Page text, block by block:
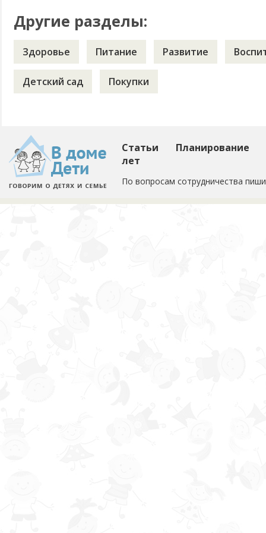
Другие разделы:
Здоровье Питание Развитие
Детский сад Покупки
Статьи
Планирование
лет
По вопросам сотрудничества